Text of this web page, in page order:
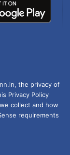
the privacy of
Privacy Policy
collect and how
requirements